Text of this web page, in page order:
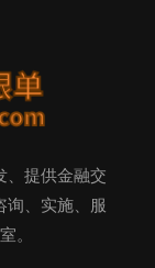
、提供金融交
询、实施、服
。